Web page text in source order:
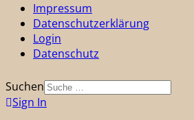
Impressum
Datenschutzerklärung
Login
Datenschutz
Suchen
Sign In